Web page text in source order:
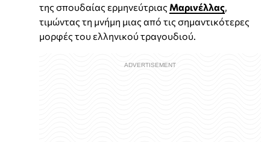
της σπουδαίας ερμηνεύτριας Μαρινέλλας
τιμώντας τη μνήμη μιας από τις σημαντικότερες
μορφές του ελληνικού τραγουδιού.